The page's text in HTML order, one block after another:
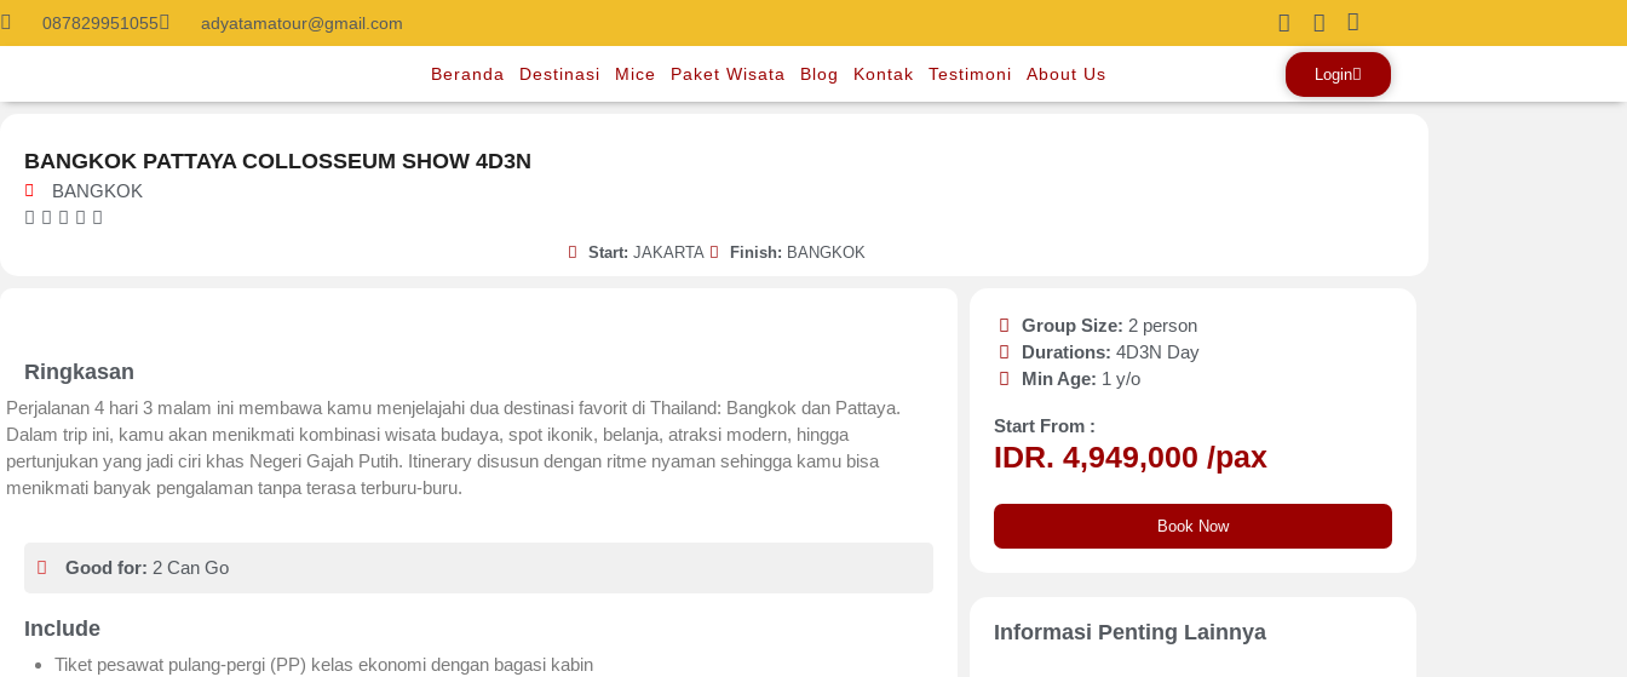
087829951055 adyatamatour@gmail.com
Beranda Destinasi Mice Paket Wisata Blog Kontak Testimoni About Us Login
BANGKOK PATTAYA COLLOSSEUM SHOW 4D3N
BANGKOK
    
Start: JAKARTA Finish: BANGKOK
Ringkasan
Perjalanan 4 hari 3 malam ini membawa kamu menjelajahi dua destinasi favorit di Thailand: Bangkok dan Pattaya.
Dalam trip ini, kamu akan menikmati kombinasi wisata budaya, spot ikonik, belanja, atraksi modern, hingga
pertunjukan yang jadi ciri khas Negeri Gajah Putih. Itinerary disusun dengan ritme nyaman sehingga kamu bisa
menikmati banyak pengalaman tanpa terasa terburu-buru.
Good for: 2 Can Go
Include
Tiket pesawat pulang-pergi (PP) kelas ekonomi dengan bagasi kabin
Group Size: 2 person
Durations:4D3N Day
Min Age: 1 y/o
Start From :
IDR. 4,949,000 /pax
Book Now
Informasi Penting Lainnya